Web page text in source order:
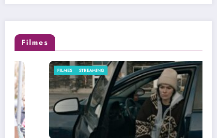
Filmes
FILMES STREAMING